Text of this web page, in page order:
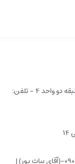
شیراز, خیابان ملاصدرا - کوچه 6 - ساختمان بهار طبقه دو واحد 4 - تلفن:
کارشناسان فروش: 09017755936-(آقای بیات پور) |